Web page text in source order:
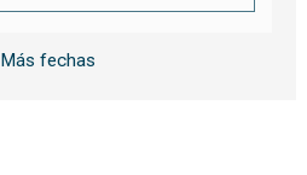
Más fechas